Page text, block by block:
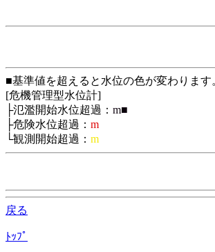
■基準値を超えると水位の色が変わります
[危機管理型水位計]
├氾濫開始水位超過： m■
├危険水位超過： m
└観測開始超過： m
戻る
ﾄｯﾌﾟ